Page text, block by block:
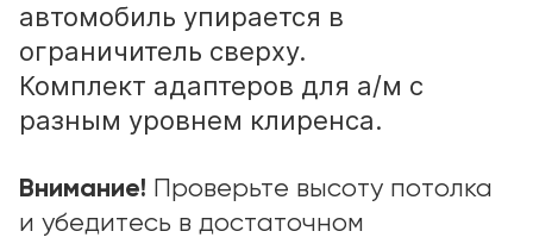
автомобиль упирается в
ограничитель сверху.
Комплект адаптеров для а/м с
разным уровнем клиренса.
Внимание! Проверьте высоту потолка
и убедитесь в достаточном